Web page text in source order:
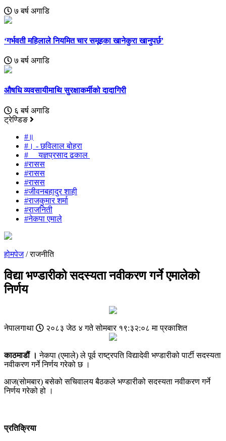
७ बर्ष अगाडि
‘गर्भवती महिलाले नियमित चार समूहका खानेकुरा खानुपर्छ’
७ बर्ष अगाडि
औषधि व्यवसायीमाथि सुरक्षाकर्मीको दादागिरी
६ बर्ष अगाडि
ट्रेण्डिङ
#॥
#। - छविलाल बोहरा
# यज्ञप्रसाद ढकाल
#रासस
#रासस
#रासस
#जीवनबहादुर शाही
#राजकुमार शर्मा
#राजनिती
#नेकपा एमाले
होमपेज/ राजनीति
विद्या भण्डारीको सदस्यता नवीकरण गर्ने एमालेको
निर्णय
नेपालगाथा २०८३ जेठ ४ गते सोमबार १९:३२:०८ मा प्रकाशित
काठमाडौं ।नेकपा (एमाले) ले पूर्व राष्ट्रपति विद्यादेवी भण्डारीको पार्टी सदस्यता
नवीकरण गर्ने निर्णय गरेको छ ।
आज(साेमबार) बसेको सचिवालय बैठकले भण्डारीको सदस्यता नवीकरण गर्ने
निर्णय गरेको हो ।
प्रतिक्रिया